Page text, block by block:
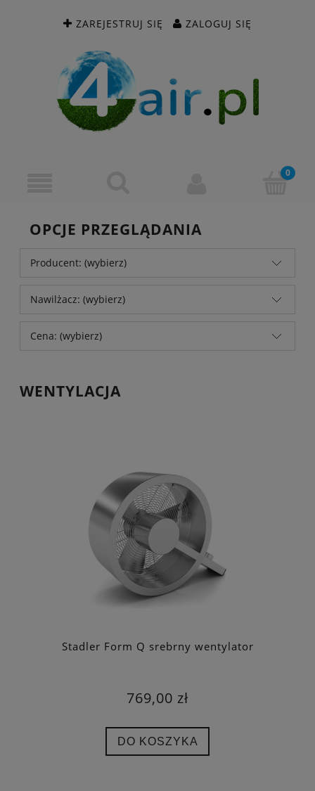
ZAREJESTRUJ SIĘ ZALOGUJ SIĘ
OPCJE PRZEGLĄDANIA
Producent: (wybierz)
Nawilżacz: (wybierz)
Cena: (wybierz)
WENTYLACJA
Stadler Form Q srebrny wentylator
769,00 zł
DO KOSZYKA